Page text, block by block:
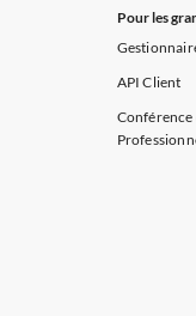
Pour les
API Client
Conférence